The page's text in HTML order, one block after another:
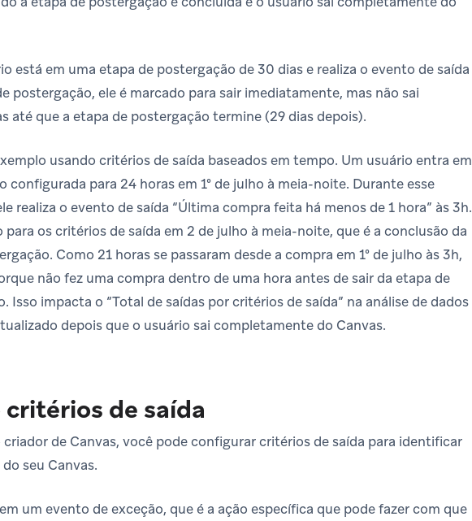
está em uma etapa de postergação de 30 dias e realiza o evento de saída
postergação, ele é marcado para sair imediatamente, mas não sai
até que a etapa de postergação termine (29 dias depois).
usando critérios de saída baseados em tempo. Um usuário entra em
configurada para 24 horas em 1º de julho à meia-noite. Durante esse
realiza o evento de saída “Última compra feita há menos de 1 hora” às 3h.
para os critérios de saída em 2 de julho à meia-noite, que é a conclusão da
Como 21 horas se passaram desde a compra em 1º de julho às 3h,
não fez uma compra dentro de uma hora antes de sair da etapa de
Isso impacta o “Total de saídas por critérios de saída” na análise de dados
depois que o usuário sai completamente do Canvas.
de saída
criador de Canvas, você pode configurar critérios de saída para identificar
seu Canvas.
um evento de exceção, que é a ação específica que pode fazer com que